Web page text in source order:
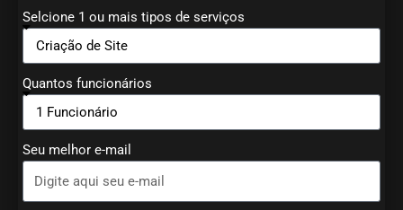
Selcione 1 ou mais tipos de serviços
Quantos funcionários
Seu melhor e-mail